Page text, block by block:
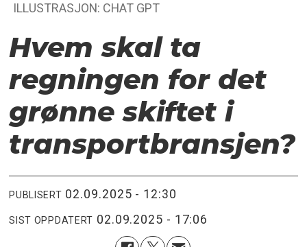
ILLUSTRASJON: CHAT GPT
Hvem skal ta
regningen for det
grønne skiftet i
transportbransjen?
PUBLISERT 02.09.2025 - 12:30
SIST OPPDATERT 02.09.2025 - 17:06